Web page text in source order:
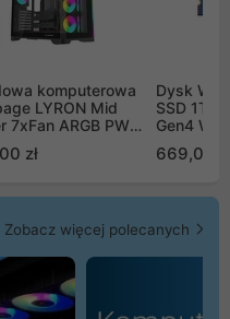
komputerowa
LYRON Mid
7xFan ARGB PWM
zł
Dysk WD
SSD 1TB
Gen4
669,00
Zobacz więcej polecanych